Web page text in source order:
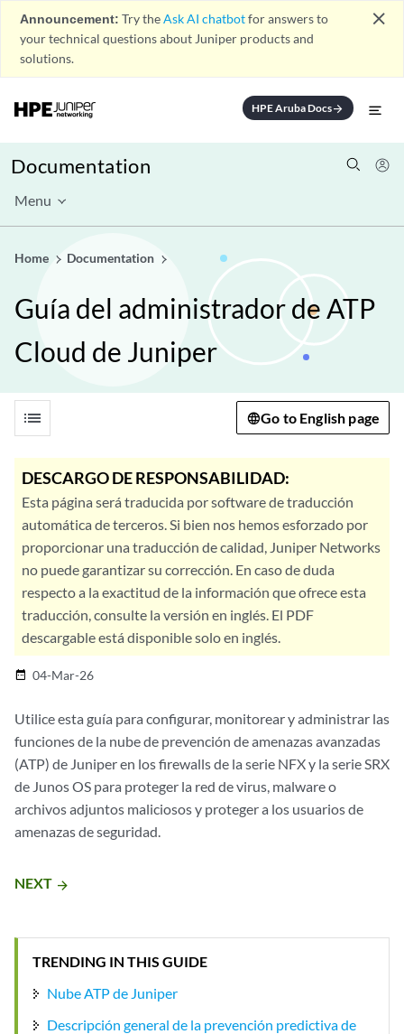
Announcement: Try theAsk AI chatbotfor answers to
your technical questions about Juniper products and
solutions.
close
HPE Aruba Docsarrow_forward
Documentation
Menu
Home Documentation
Guía del administrador de ATP
Cloud de Juniper
list Go to English page
DESCARGO DE RESPONSABILIDAD:
Esta página será traducida por software de traducción
automática de terceros. Si bien nos hemos esforzado por
proporcionar una traducción de calidad, Juniper Networks
no puede garantizar su corrección. En caso de duda
respecto a la exactitud de la información que ofrece esta
traducción, consulte la versión en inglés. El PDF
descargable está disponible solo en inglés.
date_range 04-Mar-26
Utilice esta guía para configurar, monitorear y administrar las
funciones de la nube de prevención de amenazas avanzadas
(ATP) de Juniper en los firewalls de la serie NFX y la serie SRX
de Junos OS para proteger la red de virus, malware o
archivos adjuntos maliciosos y proteger a los usuarios de
amenazas de seguridad.
NEXT arrow_forward
TRENDING IN THIS GUIDE
Nube ATP de Juniper
Descripción general de la prevención predictiva de